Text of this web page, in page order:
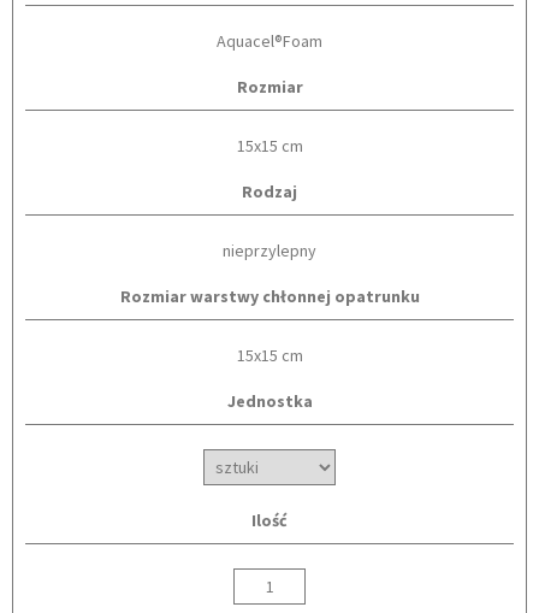
Aquacel®Foam
Rozmiar
15x15 cm
Rodzaj
nieprzylepny
Rozmiar warstwy chłonnej opatrunku
15x15 cm
Jednostka
Ilość